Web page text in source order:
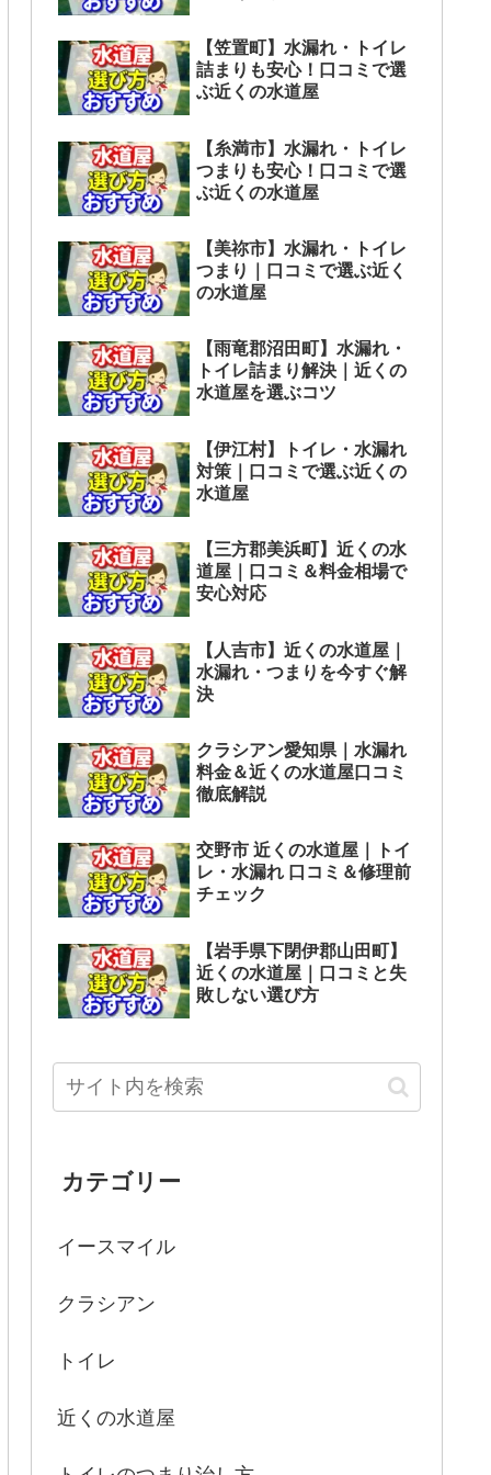
【笠置町】水漏れ・トイレ
詰まりも安心！口コミで選
ぶ近くの水道屋
【糸満市】水漏れ・トイレ
つまりも安心！口コミで選
ぶ近くの水道屋
【美祢市】水漏れ・トイレ
つまり｜口コミで選ぶ近く
の水道屋
【雨竜郡沼田町】水漏れ・
トイレ詰まり解決｜近くの
水道屋を選ぶコツ
【伊江村】トイレ・水漏れ
対策｜口コミで選ぶ近くの
水道屋
【三方郡美浜町】近くの水
道屋｜口コミ＆料金相場で
安心対応
【人吉市】近くの水道屋｜
水漏れ・つまりを今すぐ解
決
クラシアン愛知県｜水漏れ
料金＆近くの水道屋口コミ
徹底解説
交野市 近くの水道屋｜トイ
レ・水漏れ 口コミ＆修理前
チェック
【岩手県下閉伊郡山田町】
近くの水道屋｜口コミと失
敗しない選び方
カテゴリー
イースマイル
クラシアン
トイレ
近くの水道屋